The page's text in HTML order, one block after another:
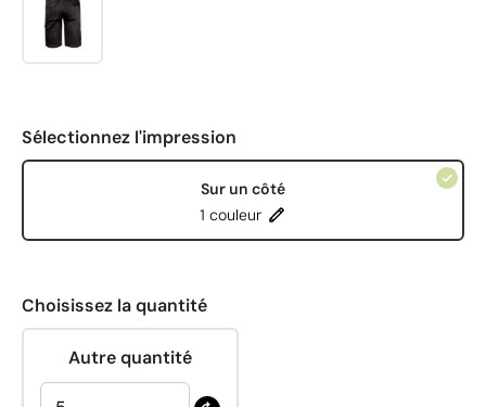
Sélectionnez l'impression
Sur un côté
1 couleur
Choisissez la quantité
Autre quantité